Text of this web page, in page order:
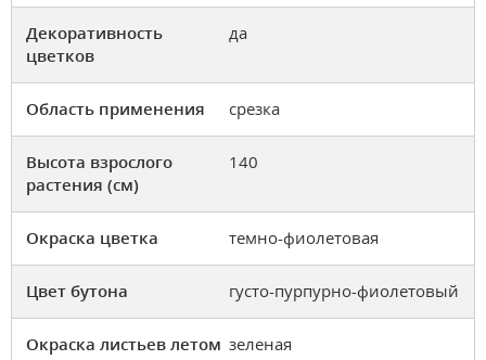
Декоративность
цветков
да
Область применения срезка
Высота взрослого
растения (см)
140
Окраска цветка темно-фиолетовая
Цвет бутона густо-пурпурно-фиолетовый
Окраска листьев летом зеленая